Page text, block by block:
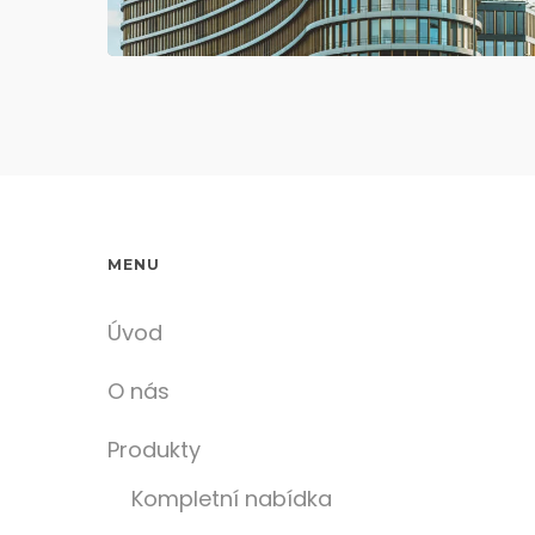
MENU
Úvod
O nás
Produkty
Kompletní nabídka